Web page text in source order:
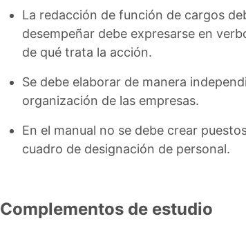
La redacción de función de cargos
desempeñar debe expresarse en
de qué trata la acción.
Se debe elaborar de manera
organización de las empresas.
En el manual no se debe crear
cuadro de designación de personal.
Complementos de estudio